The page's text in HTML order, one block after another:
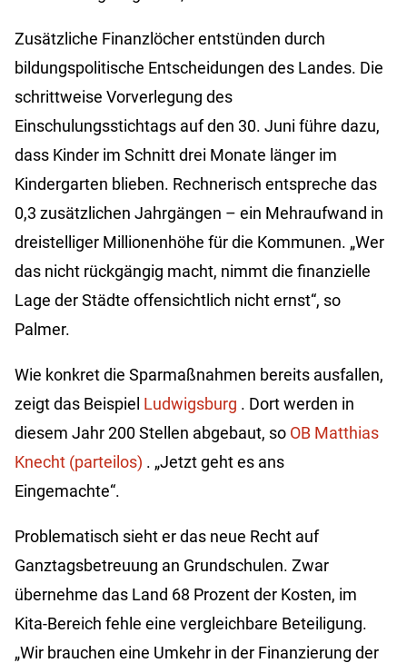
Zusätzliche Finanzlöcher entstünden durch
bildungspolitische Entscheidungen des Landes. Die
schrittweise Vorverlegung des
Einschulungsstichtags auf den 30. Juni führe dazu,
dass Kinder im Schnitt drei Monate länger im
Kindergarten blieben. Rechnerisch entspreche das
0,3 zusätzlichen Jahrgängen – ein Mehraufwand in
dreistelliger Millionenhöhe für die Kommunen. „Wer
das nicht rückgängig macht, nimmt die finanzielle
Lage der Städte offensichtlich nicht ernst“, so
Palmer.
Wie konkret die Sparmaßnahmen bereits ausfallen,
zeigt das Beispiel Ludwigsburg . Dort werden in
diesem Jahr 200 Stellen abgebaut, so OB Matthias
Knecht (parteilos) . „Jetzt geht es ans
Eingemachte“.
Problematisch sieht er das neue Recht auf
Ganztagsbetreuung an Grundschulen. Zwar
übernehme das Land 68 Prozent der Kosten, im
Kita-Bereich fehle eine vergleichbare Beteiligung.
„Wir brauchen eine Umkehr in der Finanzierung der